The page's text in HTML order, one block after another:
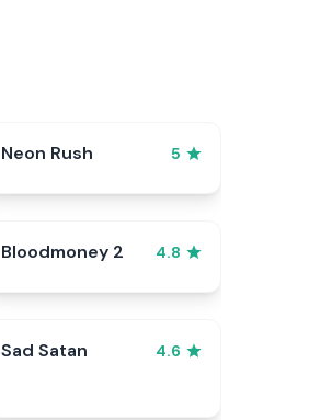
Neon Rush 5
Bloodmoney 2 4.8
Sad Satan 4.6